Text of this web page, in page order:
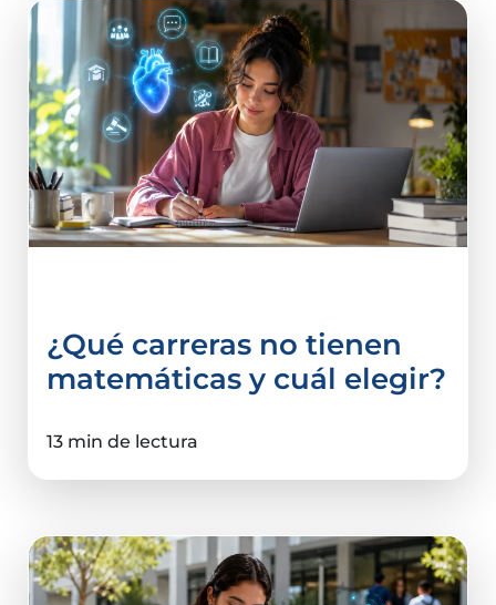
¿Qué carreras no tienen
matemáticas y cuál elegir?
13 min de lectura